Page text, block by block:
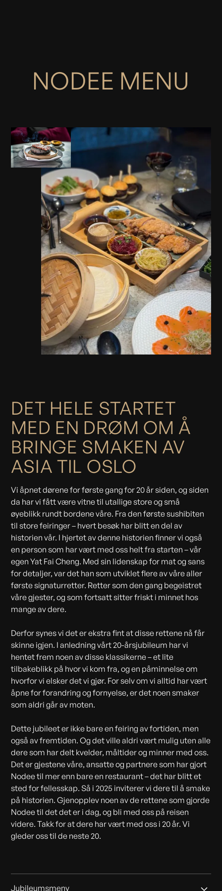
NODEE MENU
DET HELE STARTET
MED EN DRØM OM Å
BRINGE SMAKEN AV
ASIA TIL OSLO
Vi åpnet dørene for første gang for 20 år siden, og siden
da har vi fått være vitne til utallige store og små
øyeblikk rundt bordene våre. Fra den første sushibiten
til store feiringer – hvert besøk har blitt en del av
historien vår. I hjertet av denne historien finner vi også
en person som har vært med oss helt fra starten – vår
egen Yat Fai Cheng. Med sin lidenskap for mat og sans
for detaljer, var det han som utviklet flere av våre aller
første signaturretter. Retter som den gang begeistret
våre gjester, og som fortsatt sitter friskt i minnet hos
mange av dere.
Derfor synes vi det er ekstra fint at disse rettene nå får
skinne igjen. I anledning vårt 20-årsjubileum har vi
hentet frem noen av disse klassikerne – et lite
tilbakeblikk på hvor vi kom fra, og en påminnelse om
hvorfor vi elsker det vi gjør. For selv om vi alltid har vært
åpne for forandring og fornyelse, er det noen smaker
som aldri går av moten.
Dette jubileet er ikke bare en feiring av fortiden, men
også av fremtiden. Og det ville aldri vært mulig uten alle
dere som har delt kvelder, måltider og minner med oss.
Det er gjestene våre, ansatte og partnere som har gjort
Nodee til mer enn bare en restaurant – det har blitt et
sted for fellesskap. Så i 2025 inviterer vi dere til å smake
på historien. Gjenopplev noen av de rettene som gjorde
Nodee til det det er i dag, og bli med oss på reisen
videre. Takk for at dere har vært med oss i 20 år. Vi
gleder oss til de neste 20.
Jubileumsmeny